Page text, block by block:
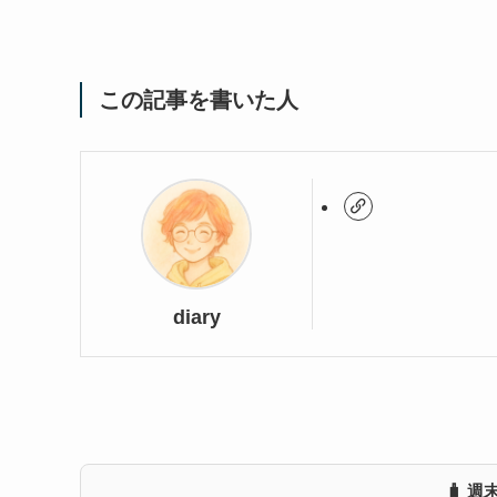
この記事を書いた人
diary
🧳 週